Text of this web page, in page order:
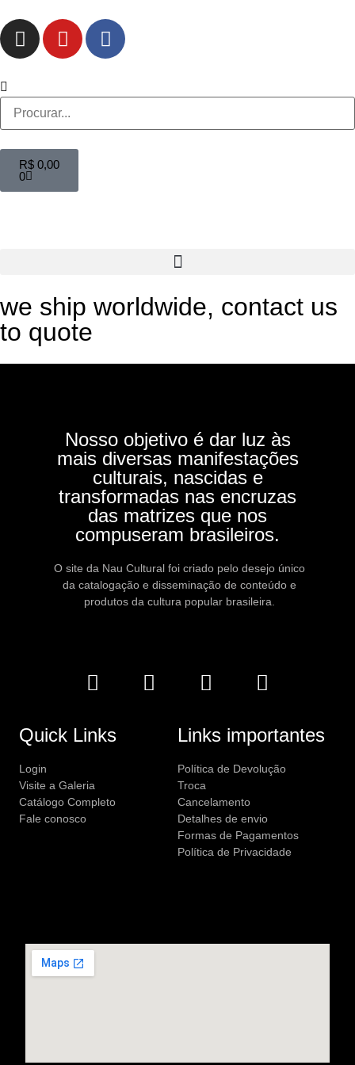
R$ 0,00
0
we ship worldwide, contact us
to quote
Nosso objetivo é dar luz às
mais diversas manifestações
culturais, nascidas e
transformadas nas encruzas
das matrizes que nos
compuseram brasileiros.
O site da Nau Cultural foi criado pelo desejo único
da catalogação e disseminação de conteúdo e
produtos da cultura popular brasileira.
Quick Links
Login
Visite a Galeria
Catálogo Completo
Fale conosco
Links importantes
Política de Devolução
Troca
Cancelamento
Detalhes de envio
Formas de Pagamentos
Política de Privacidade